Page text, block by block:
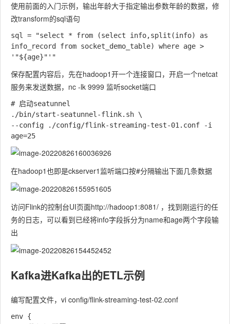
使用前面的入门示例，输出年龄大于指定输出参数年龄的数据，修
改transform的sql语句
sql = "select * from (select info,split(info) as
info_record from socket_demo_table) where age >
保存配置内容后，先在hadoop1开一个连接窗口，开启一个netcat
服务来发送数据，nc -lk 9999 监听socket端口
# 启动seatunnel
./bin/start-seatunnel-flink.sh \
--config ./config/flink-streaming-test-01.conf -i
在hadoop1也即是ckserver1监听端口按#分隔输出下面几条数据
访问Flink的控制台UI页面http://hadoop1:8081/ ，找到刚运行的任
务的日志，可以看到已经将info字段拆分为name和age两个字段输
出
Kafka进Kafka出的ETL示例
编写配置文件，vi config/flink-streaming-test-02.conf
env {